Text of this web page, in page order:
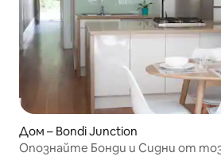
Дом – Bondi Junction
Опознайте Бонди и Сидни от